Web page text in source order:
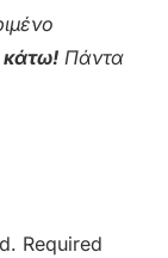
κάτω! Πάντα
Required